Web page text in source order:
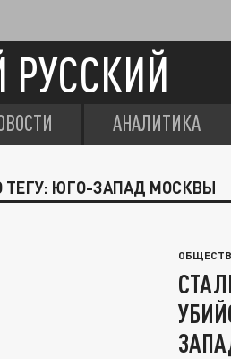
АНАЛИТИКА
ТЕГУ: ЮГО-ЗАПАД МОСКВЫ